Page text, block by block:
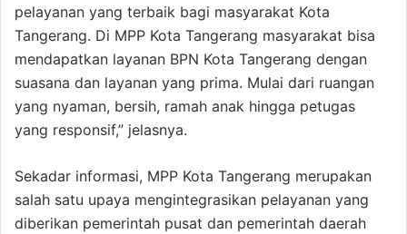
pelayanan yang terbaik bagi masyarakat Kota
Tangerang. Di MPP Kota Tangerang masyarakat bisa
mendapatkan layanan BPN Kota Tangerang dengan
suasana dan layanan yang prima. Mulai dari ruangan
yang nyaman, bersih, ramah anak hingga petugas
yang responsif,” jelasnya.
Sekadar informasi, MPP Kota Tangerang merupakan
salah satu upaya mengintegrasikan pelayanan yang
diberikan pemerintah pusat dan pemerintah daerah